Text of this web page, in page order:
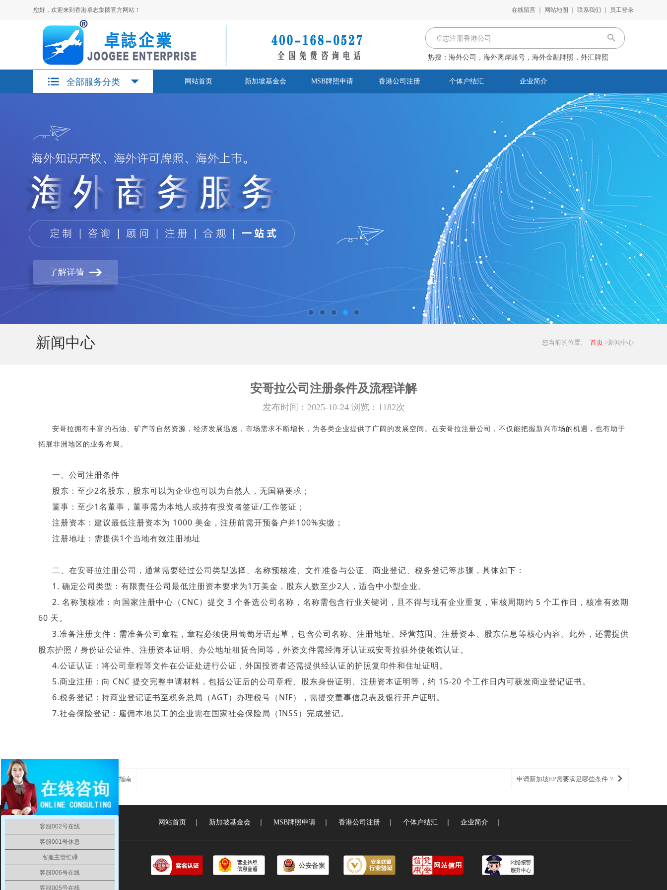
您好，欢迎来到香港卓志集团官方网站！ 在线留言 网站地图 联系我们 员工登录
热搜： 海外公司，海外离岸账号，海外金融牌照，外汇牌照
全部服务分类 网站首页 新加坡基金会 MSB牌照申请 香港公司注册 个体户结汇 企业简介
新闻中心 您当前的位置: 首页 >新闻中心
安哥拉公司注册条件及流程详解
发布时间：2025-10-24 浏览：1182次
安哥拉拥有丰富的石油、矿产等自然资源，经济发展迅速，市场需求不断增长，为各类企业提供了广阔的发展空间。在安哥拉注册公司，不仅能把握新兴市场的机遇，也有助于
拓展非洲地区的业务布局。
一、公司注册条件
股东：至少2名股东，股东可以为企业也可以为自然人，无国籍要求；
董事：至少1名董事，董事需为本地人或持有投资者签证/工作签证；
注册资本：建议最低注册资本为 1000 美金，注册前需开预备户并100%实缴；
注册地址：需提供1个当地有效注册地址
二、 在安哥拉注册公司，通常需要经过公司类型选择、名称预核准、文件准备与公证、商业登记、税务登记等步骤，具体如下：
1. 确定公司类型：有限责任公司最低注册资本要求为1万美金 ，股东人数至少2人，适合中小型企业。
2.名称预核准：向国家注册中心（CNC）提交 3 个备选公司名称，名称需包含行业关键词，且不得与现有企业重复，审核周期约 5 个工作日，核准有效期
60 天。
3.准备注册文件：需准备公司章程，章程必须使用葡萄牙语起草，包含公司名称、注册地址、经营范围、注册资本、股东信息等核心内容。此外，还需提供
股东护照 / 身份证公证件、注册资本证明、办公地址租赁合同等，外资文件需经海牙认证或安哥拉驻外使领馆认证。
4.公证认证：将公司章程等文件在公证处进行公证，外国投资者还需提供经认证的护照复印件和住址证明。
5.商业注册：向 CNC 提交完整申请材料，包括公证后的公司章程、股东身份证明、注册资本证明等，约 15-20 个工作日内可获发商业登记证书。
6.税务登记：持商业登记证书至税务总局（AGT）办理税号（NIF），需提交董事信息表及银行开户证明。
7.社会保险登记：雇佣本地员工的企业需在国家社会保险局（INSS）完成登记。
在孟加拉注册公司具体指南 申请新加坡EP需要满足哪些条件？
网站首页 新加坡基金会 MSB牌照申请｜ 香港公司注册｜ 个体户结汇 企业简介
客服002号在线
客服001号休息
客服主管忙碌
客服006号在线
客服005号在线